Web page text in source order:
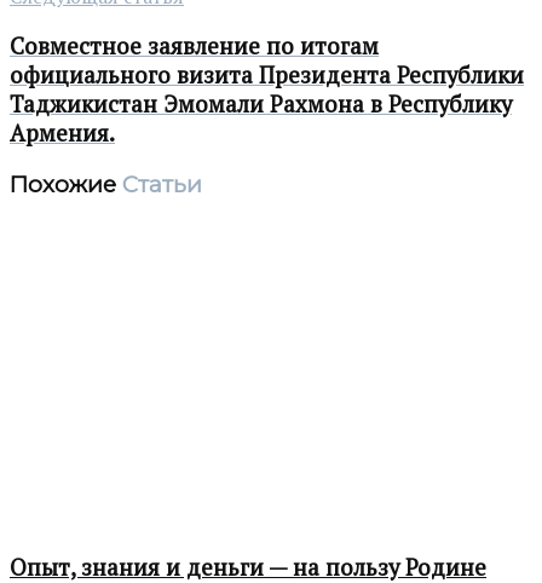
Совместное заявление по итогам
официального визита Президента Республики
Таджикистан Эмомали Рахмона в Республику
Армения.
Похожие Статьи
Опыт, знания и деньги — на пользу Родине